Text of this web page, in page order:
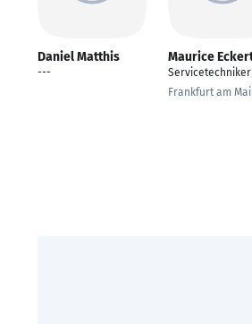
Daniel Matthis
---
Maurice
Servicetechniker
Frankfurt am